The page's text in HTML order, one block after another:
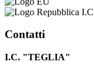
Contatti
I.C. "TEGLIA"